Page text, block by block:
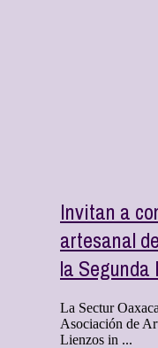
Invitan a
artesanal
la Segunda
La Sectur
Asociación de
Lienzos in ...